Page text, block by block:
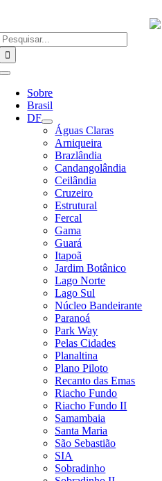
o
conteúdo
Alternar
Navegação
Sobre
Brasil
DF
Águas Claras
Arniqueira
Brazlândia
Candangolândia
Ceilândia
Cruzeiro
Estrutural
Fercal
Gama
Guará
Itapoã
Jardim Botânico
Lago Norte
Lago Sul
Núcleo Bandeirante
Paranoá
Park Way
Pelas Cidades
Planaltina
Plano Piloto
Recanto das Emas
Riacho Fundo
Riacho Fundo II
Samambaia
Santa Maria
São Sebastião
SIA
Sobradinho